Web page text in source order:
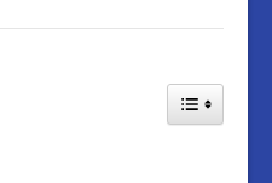
Toggle